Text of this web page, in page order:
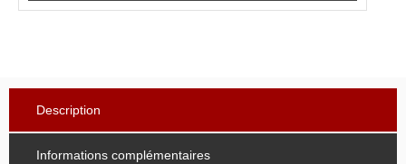
Description
Informations complémentaires